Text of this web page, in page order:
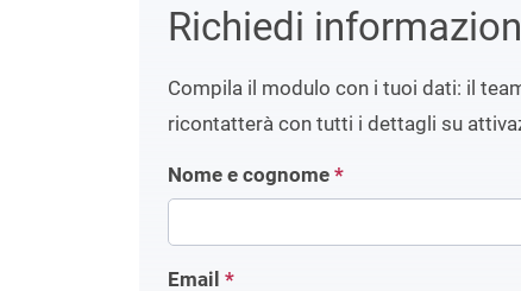
Richiedi
Compila il modulo con i tuoi dati: il
ricontatterà con tutti i dettagli su
Nome e cognome *
Email *